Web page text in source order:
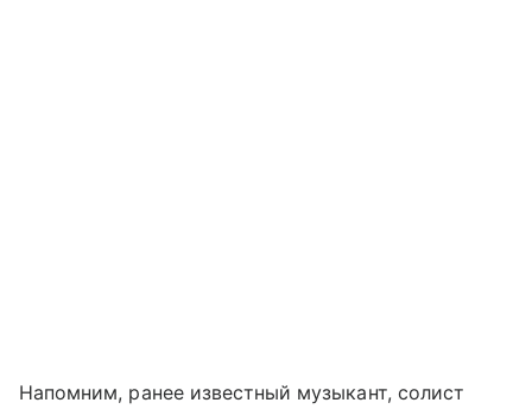
Напомним, ранее известный музыкант, солист